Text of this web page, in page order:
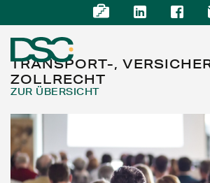
ÜBER UNS
EXPERTISE
TRANSPORT-,
ZOLLRECHT
ZUR ÜBERSICHT